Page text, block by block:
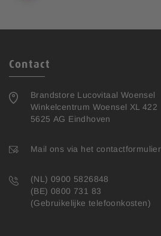
Contact
Brandstore Lucovitaal Woensel
Winkelcentrum Woensel XL 422
5625 AG Eindhoven
Mail ons via het contactformulier
(NL) 0900 5826848
(BE) 0800 731 83
(Gebruikelijke telefoonkosten)